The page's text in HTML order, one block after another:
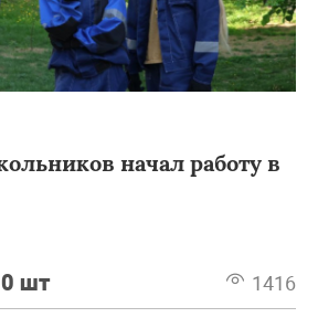
начал работу в
0 шт 1416